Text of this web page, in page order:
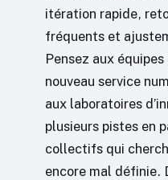
itération rapide,
fréquents et
Pensez aux
nouveau service
aux laboratoires
plusieurs pistes en
collectifs qui
encore mal définie.